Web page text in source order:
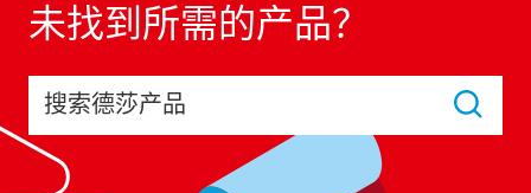
未找到所需的产品？
搜索德莎产品